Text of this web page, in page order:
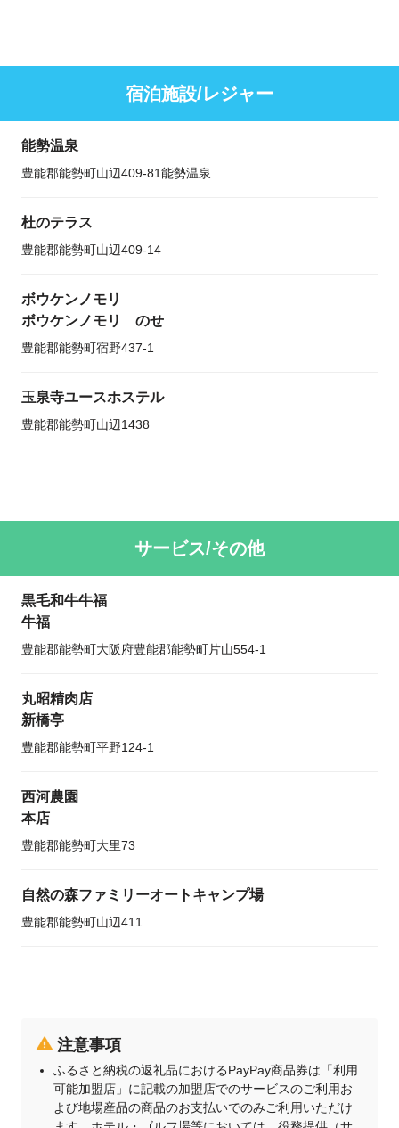
宿泊施設/レジャー
能勢温泉
豊能郡能勢町山辺409-81能勢温泉
杜のテラス
豊能郡能勢町山辺409-14
ボウケンノモリ
ボウケンノモリ のせ
豊能郡能勢町宿野437-1
玉泉寺ユースホステル
豊能郡能勢町山辺1438
サービス/その他
黒毛和牛牛福
牛福
豊能郡能勢町大阪府豊能郡能勢町片山554-1
丸昭精肉店
新橋亭
豊能郡能勢町平野124-1
西河農園
本店
豊能郡能勢町大里73
自然の森ファミリーオートキャンプ場
豊能郡能勢町山辺411
注意事項
ふるさと納税の返礼品におけるPayPay商品券は「利用
可能加盟店」に記載の加盟店でのサービスのご利用お
よび地場産品の商品のお支払いでのみご利用いただけ